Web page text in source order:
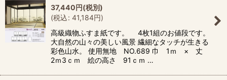
37,440円(税別)
(税込: 41,184円)
高級織物ふすま紙です。 4枚1組のお値段です。
大自然の山々の美しい風景 繊細なタッチが生きる
彩色山水。 使用無地 NO.689 巾 1ｍ × 丈
2ｍ3ｃｍ 絵の高さ 91ｃｍ …